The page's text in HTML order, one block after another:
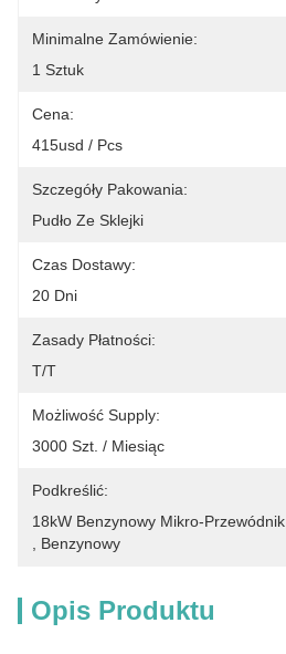
Minimalne Zamówienie:
1 Sztuk
Cena:
415usd / Pcs
Szczegóły Pakowania:
Pudło Ze Sklejki
Czas Dostawy:
20 Dni
Zasady Płatności:
T/T
Możliwość Supply:
3000 Szt. / Miesiąc
Podkreślić:
18kW Benzynowy Mikro-Przewódnik
Benzynowy
Opis Produktu